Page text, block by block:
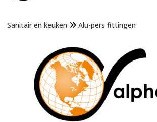
Sanitair en keuken Alu-pers fittingen